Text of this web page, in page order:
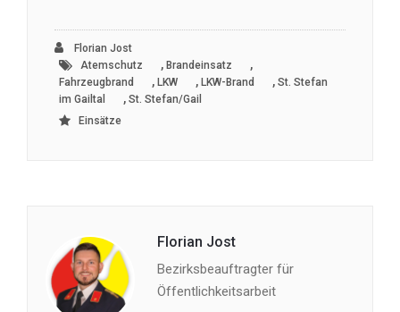
Florian Jost
Atemschutz
, Brandeinsatz ,
Fahrzeugbrand , LKW , LKW-Brand , St. Stefan
im Gailtal
, St. Stefan/Gail
Einsätze
Florian Jost
Bezirksbeauftragter für
Öffentlichkeitsarbeit